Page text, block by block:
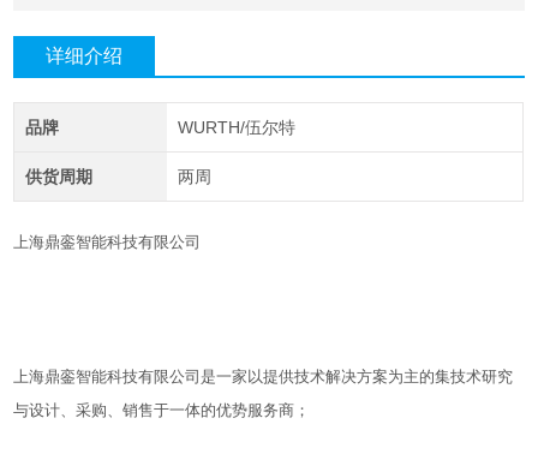
详细介绍
品牌 WURTH/伍尔特
供货周期 两周
上海鼎銮智能科技有限公司
上海鼎銮智能科技有限公司是一家以提供技术解决方案为主的集技术研究
与设计、采购、销售于一体的优势服务商；